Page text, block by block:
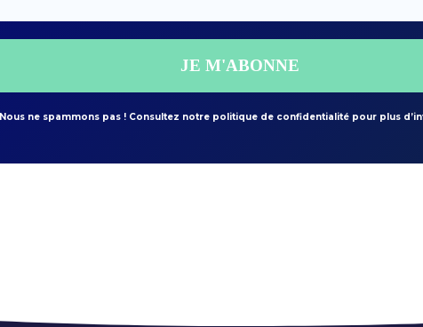
*
Nous ne spammons pas ! Consultez notre politique de confidentialité pour plus